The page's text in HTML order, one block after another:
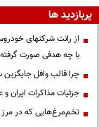
پربازدید ها
از رانت‌ شرکتهای
با چه هدفی صورت
چرا قالب وافل
جزئیات مذاکرات ایران
تخم‌مرغ‌هایی که در مرز